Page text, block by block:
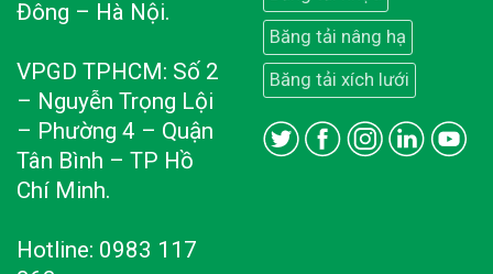
Đông – Hà Nội.
VPGD TPHCM: Số 2
– Nguyễn Trọng Lội
– Phường 4 – Quận
Tân Bình – TP Hồ
Chí Minh.
Hotline: 0983 117
Băng tải nâng hạ
Băng tải xích lưới